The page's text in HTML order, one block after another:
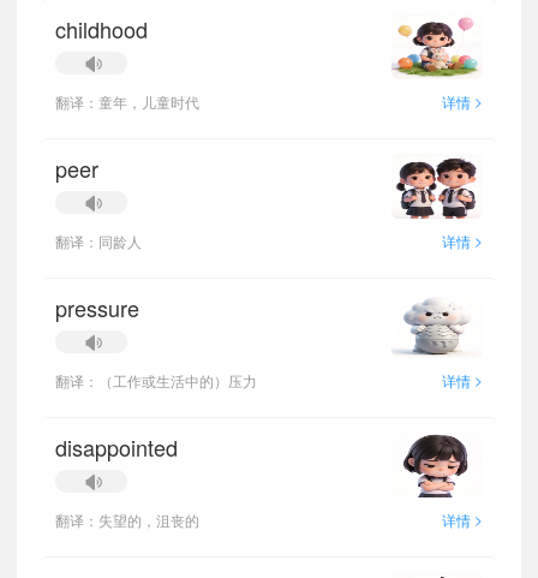
childhood
翻译：童年，儿童时代 详情 >
peer
翻译：同龄人 详情 >
pressure
翻译：（工作或生活中的）压力 详情 >
disappointed
翻译：失望的，沮丧的 详情 >